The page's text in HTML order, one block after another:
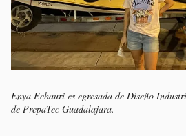
Enya Echauri es egresada de Diseño
de PrepaTec Guadalajara.